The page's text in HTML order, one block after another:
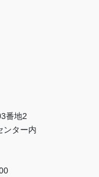
番地2
ンター内